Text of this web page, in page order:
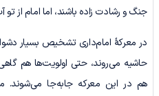
جنگ و رشادت زاده باشند، اما امام از تو
در معرکۀ امام‌داری تشخیص بسیار
حاشیه می‌روند، حتی اولویت‌ها هم
هم در این معرکه جا‌به‌جا می‌شوند.